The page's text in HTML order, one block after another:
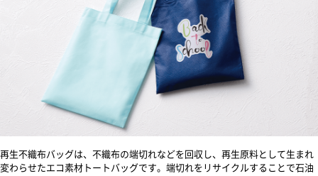
再生不織布バッグは、不織布の端切れなどを回収し、再生原料として生まれ
変わらせたエコ素材トートバッグです。端切れをリサイクルすることで石油